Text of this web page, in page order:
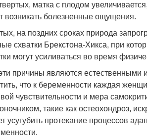
матка с плодом
возникать болезненные ощущения.
на поздних сроках природа
схватки Брекстона-Хикса, при
могут усиливаться во время
причины являются естественными
что к беременности каждая
чувствительности и мера
такие как остеохондроз,
усугубить протекание процессов